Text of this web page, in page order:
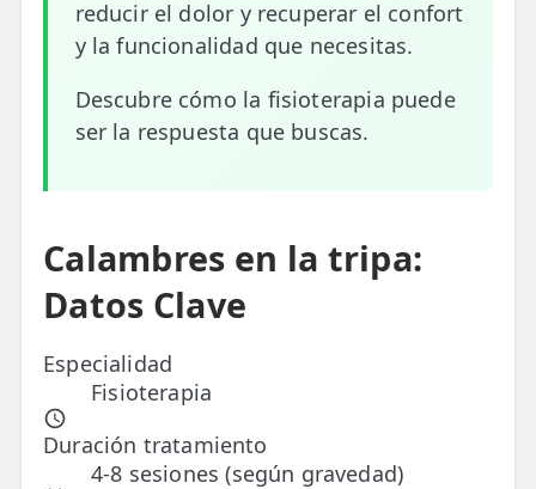
ESPECIALIDADES
🩻 Fisioterapia Traumatológica
😧 Fisioterapia ATM
💆 Masajes Madrid
🏅 Fisioterapia Deportiva
🧠 Fisioterapia Neurológica
🧍 Fisioterapia Vestibular
🫁 Fisioterapia Respiratoria
reducir el dolor y recuperar el confort
y la funcionalidad que necesitas.
Descubre cómo la fisioterapia puede
ser la respuesta que buscas.
Calambres en la tripa:
Datos Clave
Especialidad
Fisioterapia
Duración tratamiento
4-8 sesiones (según gravedad)